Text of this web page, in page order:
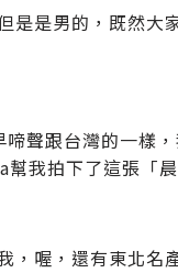
是是男的，既然大
啼聲跟台灣的一樣
我拍下了這張「
，喔，還有東北名